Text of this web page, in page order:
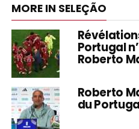
MORE IN SELEÇÃO
Portugal
Roberto
Roberto
du